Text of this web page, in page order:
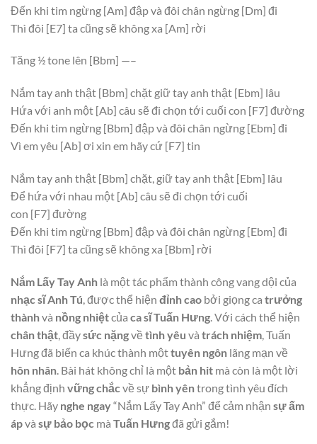
Đến khi tim ngừng [Am] đập và đôi chân ngừng [Dm] đi
Thì đôi [E7] ta cũng sẽ không xa [Am] rời
Tăng ½ tone lên [Bbm] —–
Nắm tay anh thật [Bbm] chặt giữ tay anh thật [Ebm] lâu
Hứa với anh một [Ab] câu sẽ đi chọn tới cuối con [F7] đường
Đến khi tim ngừng [Bbm] đập và đôi chân ngừng [Ebm] đi
Vì em yêu [Ab] ơi xin em hãy cứ [F7] tin
Nắm tay anh thật [Bbm] chặt, giữ tay anh thật [Ebm] lâu
Để hứa với nhau một [Ab] câu sẽ đi chọn tới cuối
con [F7] đường
Đến khi tim ngừng [Bbm] đập và đôi chân ngừng [Ebm] đi
Thì đôi [F7] ta cũng sẽ không xa [Bbm] rời
Nắm Lấy Tay Anh là một tác phẩm thành công vang dội của
nhạc sĩ Anh Tú , được thể hiện đỉnh cao bởi giọng ca trưởng
thànhvà nồng nhiệtcủa ca sĩ Tuấn Hưng . Với cách thể hiện
chân thật , đầysức nặngvề tình yêu và trách nhiệm , Tuấn
Hưng đã biến ca khúc thành mộttuyên ngôn lãng mạn về
hôn nhân . Bài hát không chỉ là một bản hit mà còn là một lời
khẳng định vững chắc về sự bình yêntrong tình yêu đích
thực. Hãy nghe ngay“Nắm Lấy Tay Anh” để cảm nhận sự ấm
ápvà sự bảo bọc mà Tuấn Hưngđã gửi gắm!